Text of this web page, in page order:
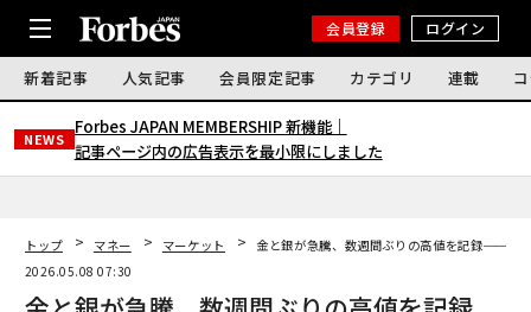
会員登録 ログイン
新着記事 人気記事 会員限定記事 カテゴリ 連載
NEWS
Forbes JAPAN MEMBERSHIP 新機能｜
記事ページ内の広告表示を最小限にしました
トップ マネー マーケット
金と銀が急騰、数週間ぶりの高値を記録──米
2026.05.08 07:30